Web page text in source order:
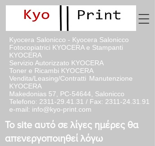
Kyocera Salonicco - Kyocera Salonicco
Fotocopiatrici KYOCERA e Stampanti
KYOCERA
Servizio Autorizzato KYOCERA
Toner e Ricambi KYOCERA
Vendita/Leasing/Contratti Manutenzione
KYOCERA
Makedonias 57, PC-54644, Salonicco
Telefono: 2311-29.41.31 / Fax: 2311-24.31.91
e-mail: info@kyo-print.com
Το site αυτό σε λίγες ημέρες θα
απενεργοποιηθεί λόγω